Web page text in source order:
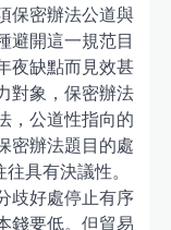
保密辦法公道與
避開這一規范目
夜缺點而見效甚
對象，保密辦法
，公道性指向的
密辦法題目的處
具有決議性。
歧好處停止有序
錢要低。但貿易